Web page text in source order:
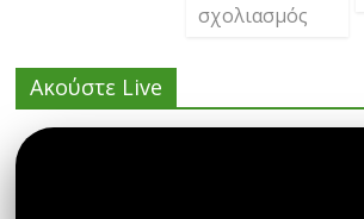
σχολιασμός
Ακούστε Live